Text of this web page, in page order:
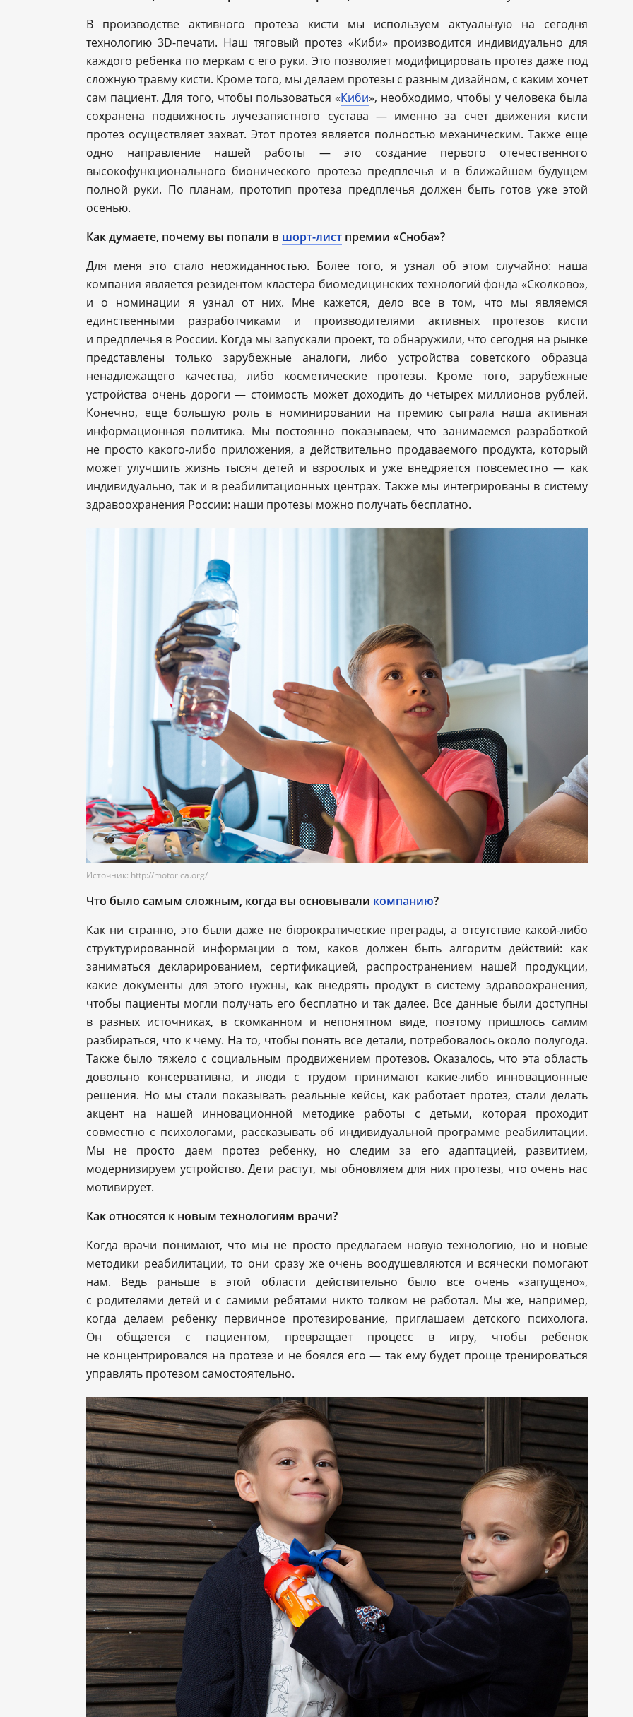
В производстве активного протеза кисти мы используем актуальную на сегодня
технологию 3D-печати. Наш тяговый протез «Киби» производится индивидуально для
каждого ребенка по меркам с его руки. Это позволяет модифицировать протез даже под
сложную травму кисти. Кроме того, мы делаем протезы с разным дизайном, с каким хочет
сам пациент. Для того, чтобы пользоваться «Киби», необходимо, чтобы у человека была
сохранена подвижность лучезапястного сустава — именно за счет движения кисти
протез осуществляет захват. Этот протез является полностью механическим. Также еще
одно направление нашей работы — это создание первого отечественного
высокофункционального бионического протеза предплечья и в ближайшем будущем
полной руки. По планам, прототип протеза предплечья должен быть готов уже этой
осенью.
Как думаете, почему вы попали в шорт-лист премии «Сноба»?
Для меня это стало неожиданностью. Более того, я узнал об этом случайно: наша
компания является резидентом кластера биомедицинских технологий фонда «Сколково»,
и о номинации я узнал от них. Мне кажется, дело все в том, что мы являемся
единственными разработчиками и производителями активных протезов кисти
и предплечья в России. Когда мы запускали проект, то обнаружили, что сегодня на рынке
представлены только зарубежные аналоги, либо устройства советского образца
ненадлежащего качества, либо косметические протезы. Кроме того, зарубежные
устройства очень дороги — стоимость может доходить до четырех миллионов рублей.
Конечно, еще большую роль в номинировании на премию сыграла наша активная
информационная политика. Мы постоянно показываем, что занимаемся разработкой
не просто какого-либо приложения, а действительно продаваемого продукта, который
может улучшить жизнь тысяч детей и взрослых и уже внедряется повсеместно — как
индивидуально, так и в реабилитационных центрах. Также мы интегрированы в систему
здравоохранения России: наши протезы можно получать бесплатно.
Источник: http://motorica.org/
Что было самым сложным, когда вы основывали компанию?
Как ни странно, это были даже не бюрократические преграды, а отсутствие какой-либо
структурированной информации о том, каков должен быть алгоритм действий: как
заниматься декларированием, сертификацией, распространением нашей продукции,
какие документы для этого нужны, как внедрять продукт в систему здравоохранения,
чтобы пациенты могли получать его бесплатно и так далее. Все данные были доступны
в разных источниках, в скомканном и непонятном виде, поэтому пришлось самим
разбираться, что к чему. На то, чтобы понять все детали, потребовалось около полугода.
Также было тяжело с социальным продвижением протезов. Оказалось, что эта область
довольно консервативна, и люди с трудом принимают какие-либо инновационные
решения. Но мы стали показывать реальные кейсы, как работает протез, стали делать
акцент на нашей инновационной методике работы с детьми, которая проходит
совместно с психологами, рассказывать об индивидуальной программе реабилитации.
Мы не просто даем протез ребенку, но следим за его адаптацией, развитием,
модернизируем устройство. Дети растут, мы обновляем для них протезы, что очень нас
мотивирует.
Как относятся к новым технологиям врачи?
Когда врачи понимают, что мы не просто предлагаем новую технологию, но и новые
методики реабилитации, то они сразу же очень воодушевляются и всячески помогают
нам. Ведь раньше в этой области действительно было все очень «запущено»,
с родителями детей и с самими ребятами никто толком не работал. Мы же, например,
когда делаем ребенку первичное протезирование, приглашаем детского психолога.
Он общается с пациентом, превращает процесс в игру, чтобы ребенок
не концентрировался на протезе и не боялся его — так ему будет проще тренироваться
управлять протезом самостоятельно.